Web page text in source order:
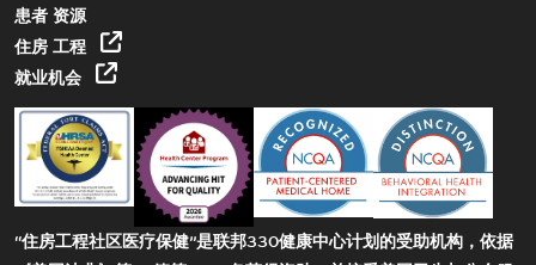
患者 资源
住房 工程
就业机会
“住房工程社区医疗保健”是联邦330健康中心计划的受助机构，依据